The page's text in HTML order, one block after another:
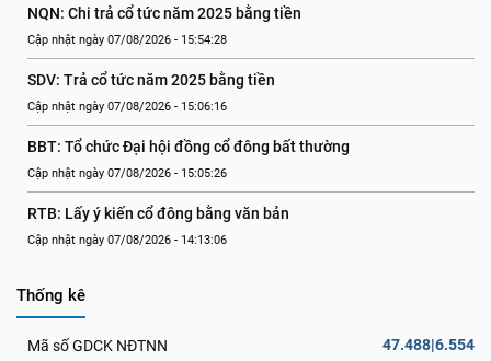
NQN: Chi trả cổ tức năm 2025 bằng tiền
Cập nhật ngày 07/08/2026 - 15:54:28
SDV: Trả cổ tức năm 2025 bằng tiền
Cập nhật ngày 07/08/2026 - 15:06:16
BBT: Tổ chức Đại hội đồng cổ đông bất thường
Cập nhật ngày 07/08/2026 - 15:05:26
RTB: Lấy ý kiến cổ đông bằng văn bản
Cập nhật ngày 07/08/2026 - 14:13:06
Thống kê
Mã số GDCK NĐTNN 47.488|6.554